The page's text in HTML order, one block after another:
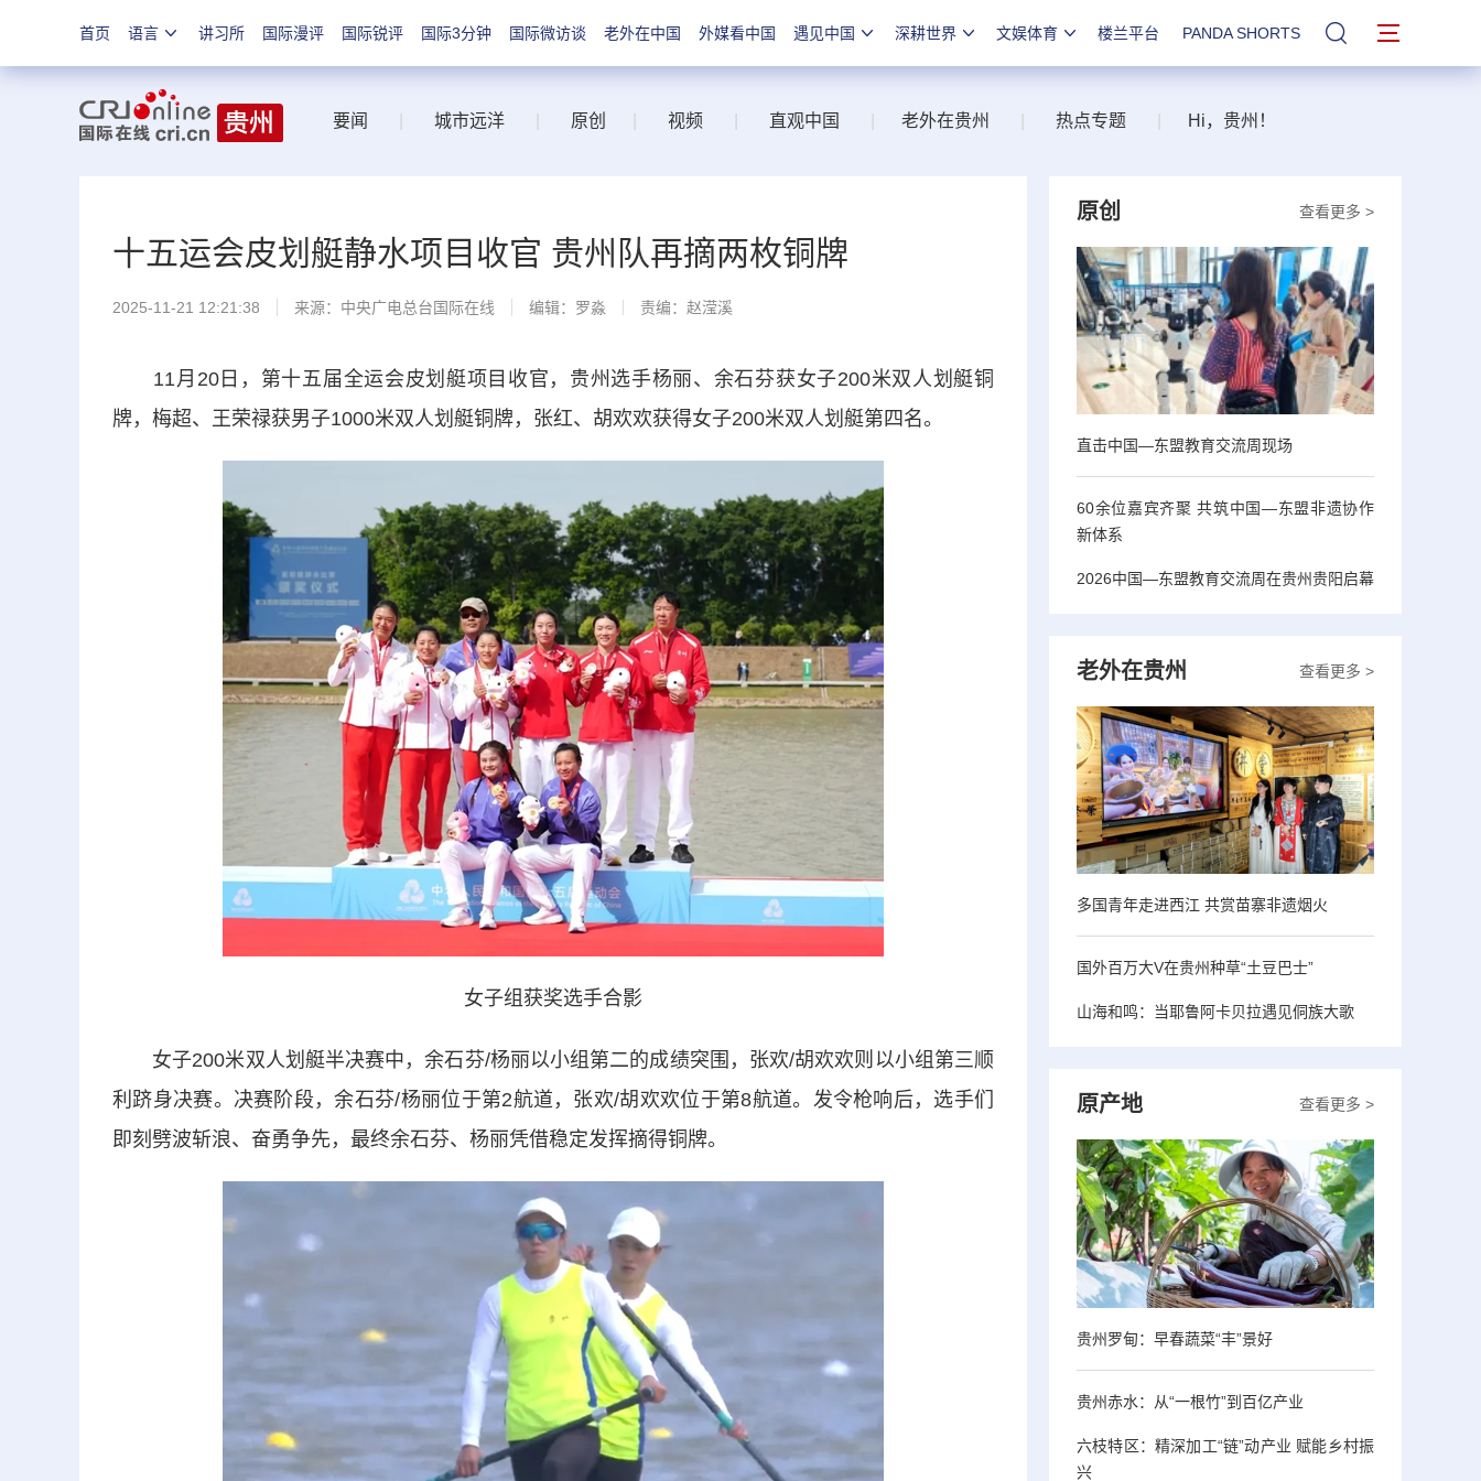
首页 语言 讲习所 国际漫评 国际锐评 国际3分钟 国际微访谈 老外在中国 外媒看中国 遇见中国 深耕世界 文娱体育 楼兰平台 PANDA SHORTS 站内搜索
要闻 城市远洋 原创 视频 直观中国 老外在贵州 热点专题 Hi，贵州！
十五运会皮划艇静水项目收官 贵州队再摘两枚铜牌
2025-11-21 12:21:38 来源：中央广电总台国际在线 编辑：罗淼 责编：赵滢溪
11月20日，第十五届全运会皮划艇项目收官，贵州选手杨丽、余石芬获女子200米双人划艇铜
牌，梅超、王荣禄获男子1000米双人划艇铜牌，张红、胡欢欢获得女子200米双人划艇第四名。
女子组获奖选手合影
女子200米双人划艇半决赛中，余石芬/杨丽以小组第二的成绩突围，张欢/胡欢欢则以小组第三顺
利跻身决赛。决赛阶段，余石芬/杨丽位于第2航道，张欢/胡欢欢位于第8航道。发令枪响后，选手们
即刻劈波斩浪、奋勇争先，最终余石芬、杨丽凭借稳定发挥摘得铜牌。
查看更多 >
原创
直击中国—东盟教育交流周现场
60余位嘉宾齐聚 共筑中国—东盟非遗协作
新体系
2026中国—东盟教育交流周在贵州贵阳启幕
查看更多 >
老外在贵州
多国青年走进西江 共赏苗寨非遗烟火
国外百万大V在贵州种草“土豆巴士”
山海和鸣：当耶鲁阿卡贝拉遇见侗族大歌
查看更多 >
原产地
贵州罗甸：早春蔬菜“丰”景好
贵州赤水：从“一根竹”到百亿产业
六枝特区：精深加工“链”动产业 赋能乡村振
兴